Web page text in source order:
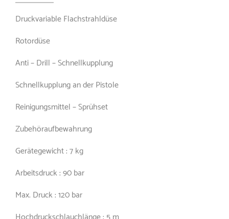
Druckvariable Flachstrahldüse
Rotordüse
Anti – Drill – Schnellkupplung
Schnellkupplung an der Pistole
Reinigungsmittel – Sprühset
Zubehöraufbewahrung
Gerätegewicht : 7 kg
Arbeitsdruck : 90 bar
Max. Druck : 120 bar
Hochdruckschlauchlänge : 5 m